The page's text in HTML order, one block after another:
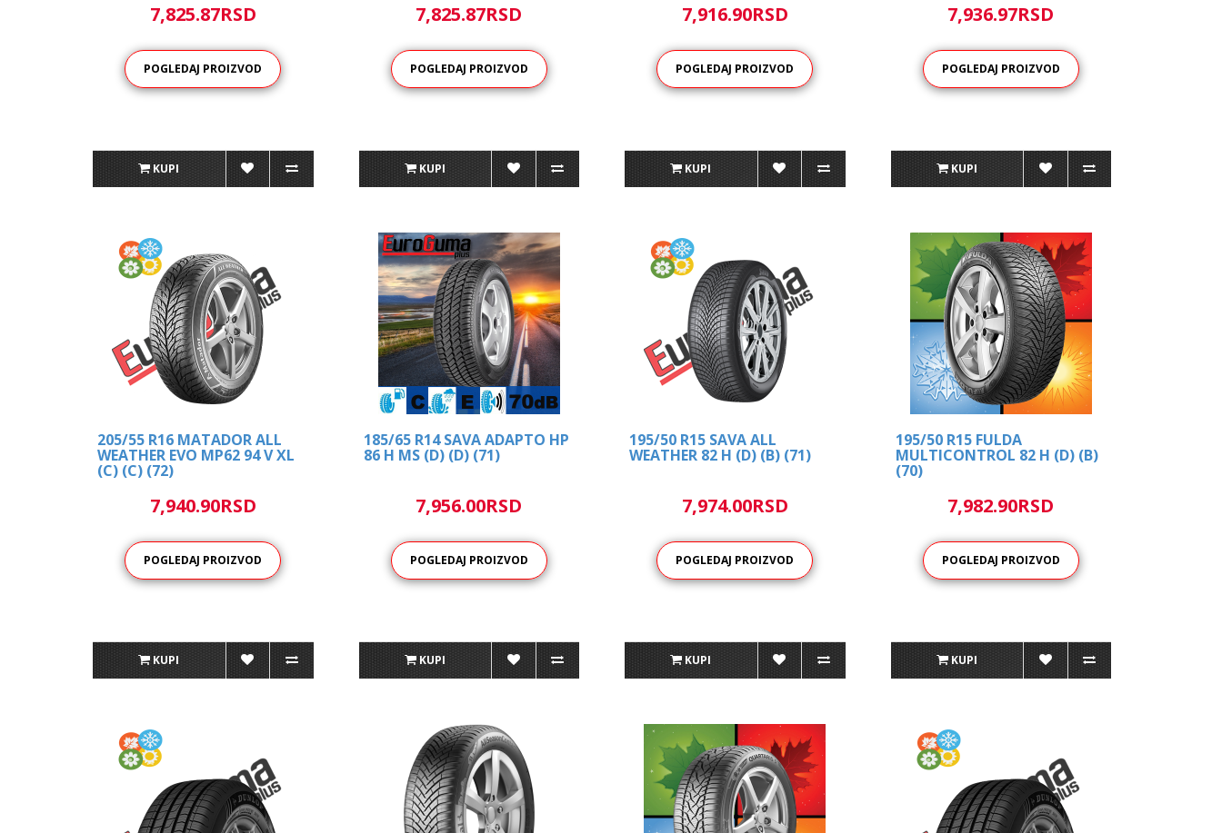
7,825.87RSD
POGLEDAJ PROIZVOD
KUPI
7,825.87RSD
POGLEDAJ PROIZVOD
KUPI
7,916.90RSD
POGLEDAJ PROIZVOD
KUPI
7,936.97RSD
POGLEDAJ PROIZVOD
KUPI
205/55 R16 MATADOR ALL
WEATHER EVO MP62 94 V XL
(C) (C) (72)
7,940.90RSD
POGLEDAJ PROIZVOD
KUPI
185/65 R14 SAVA ADAPTO HP
86 H MS (D) (D) (71)
7,956.00RSD
POGLEDAJ PROIZVOD
KUPI
195/50 R15 SAVA ALL
WEATHER 82 H (D) (B) (71)
7,974.00RSD
POGLEDAJ PROIZVOD
KUPI
195/50 R15 FULDA
MULTICONTROL 82 H (D) (B)
(70)
7,982.90RSD
POGLEDAJ PROIZVOD
KUPI